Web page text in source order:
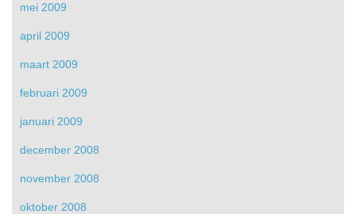
mei 2009
april 2009
maart 2009
februari 2009
januari 2009
december 2008
november 2008
oktober 2008